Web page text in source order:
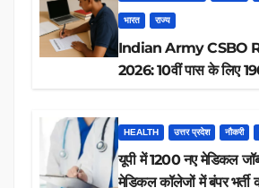
भारत राज्य
Indian Army CSBO
2026: 10वीं पास के लिए
HEALTH उत्तर प्रदेश नौकरी
यूपी में 1200 नए मेडिकल
मेडिकल कॉलेजों में बंपर भर्ती